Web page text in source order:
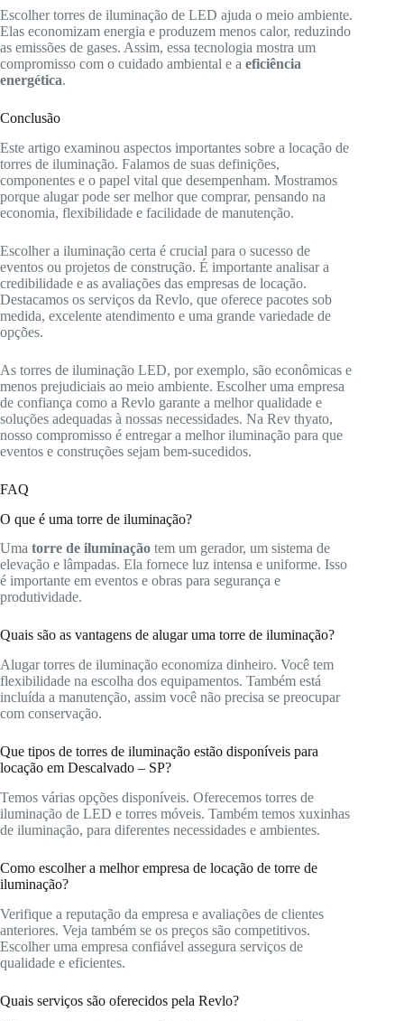
Escolher torres de iluminação de LED ajuda o meio ambiente.
Elas economizam energia e produzem menos calor, reduzindo
as emissões de gases. Assim, essa tecnologia mostra um
compromisso com o cuidado ambiental e a eficiência
energética.
Conclusão
Este artigo examinou aspectos importantes sobre a locação de
torres de iluminação. Falamos de suas definições,
componentes e o papel vital que desempenham. Mostramos
porque alugar pode ser melhor que comprar, pensando na
economia, flexibilidade e facilidade de manutenção.
Escolher a iluminação certa é crucial para o sucesso de
eventos ou projetos de construção. É importante analisar a
credibilidade e as avaliações das empresas de locação.
Destacamos os serviços da Revlo, que oferece pacotes sob
medida, excelente atendimento e uma grande variedade de
opções.
As torres de iluminação LED, por exemplo, são econômicas e
menos prejudiciais ao meio ambiente. Escolher uma empresa
de confiança como a Revlo garante a melhor qualidade e
soluções adequadas à nossas necessidades. Na Rev thyato,
nosso compromisso é entregar a melhor iluminação para que
eventos e construções sejam bem-sucedidos.
FAQ
O que é uma torre de iluminação?
Uma torre de iluminação tem um gerador, um sistema de
elevação e lâmpadas. Ela fornece luz intensa e uniforme. Isso
é importante em eventos e obras para segurança e
produtividade.
Quais são as vantagens de alugar uma torre de iluminação?
Alugar torres de iluminação economiza dinheiro. Você tem
flexibilidade na escolha dos equipamentos. Também está
incluída a manutenção, assim você não precisa se preocupar
com conservação.
Que tipos de torres de iluminação estão disponíveis para
locação em Descalvado – SP?
Temos várias opções disponíveis. Oferecemos torres de
iluminação de LED e torres móveis. Também temos xuxinhas
de iluminação, para diferentes necessidades e ambientes.
Como escolher a melhor empresa de locação de torre de
iluminação?
Verifique a reputação da empresa e avaliações de clientes
anteriores. Veja também se os preços são competitivos.
Escolher uma empresa confiável assegura serviços de
qualidade e eficientes.
Quais serviços são oferecidos pela Revlo?